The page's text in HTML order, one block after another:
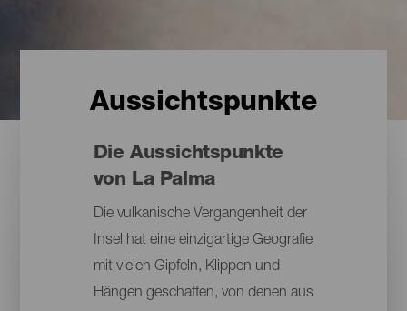
Aussichtspunkte
Die Aussichtspunkte
von La Palma
Die vulkanische Vergangenheit der
Insel hat eine einzigartige Geografie
mit vielen Gipfeln, Klippen und
Hängen geschaffen, von denen aus